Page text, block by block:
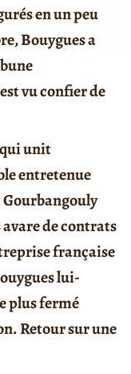
en un peu
Bouygues a
vu confier de
unit
entretenue
de contrats
française
lui-
plus fermé
Retour sur une